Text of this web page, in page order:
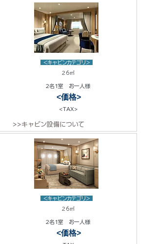
<キャビンカテゴリ>
26㎡
2名1室 お一人様
<価格>
<TAX>
>>キャビン設備について
<キャビンカテゴリ>
26㎡
2名1室 お一人様
<価格>